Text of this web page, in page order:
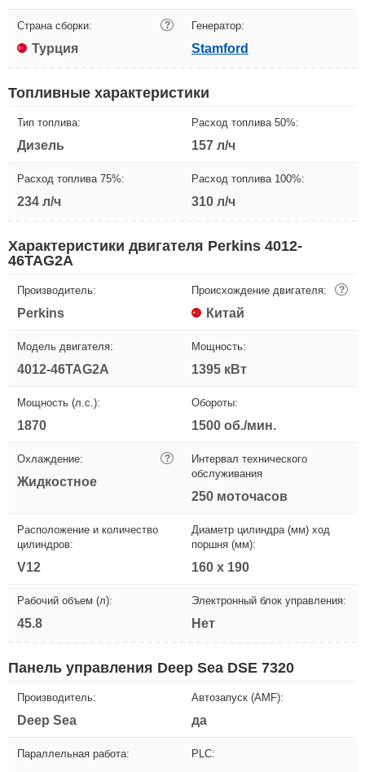
Страна сборки: ?
Турция
Генератор:
Stamford
Топливные характеристики
Тип топлива:
Дизель
Расход топлива 50%:
157 л/ч
Расход топлива 75%:
234 л/ч
Расход топлива 100%:
310 л/ч
Характеристики двигателя Perkins 4012-
46TAG2A
Производитель:
Perkins
Происхождение двигателя: ?
Китай
Модель двигателя:
4012-46TAG2A
Мощность:
1395 кВт
Мощность (л.с.):
1870
Обороты:
1500 об./мин.
Охлаждение: ?
Жидкостное
Интервал технического
обслуживания
250 моточасов
Расположение и количество
цилиндров:
V12
Диаметр цилиндра (мм) ход
поршня (мм):
160 х 190
Рабочий объем (л):
45.8
Электронный блок управления:
Нет
Панель управления Deep Sea DSE 7320
Производитель:
Deep Sea
Автозапуск (AMF):
да
Параллельная работа: PLC: